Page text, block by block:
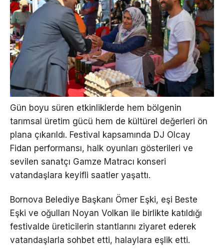
Gün boyu süren etkinliklerde hem bölgenin
tarımsal üretim gücü hem de kültürel değerleri ön
plana çıkarıldı. Festival kapsamında DJ Olcay
Fidan performansı, halk oyunları gösterileri ve
sevilen sanatçı Gamze Matracı konseri
vatandaşlara keyifli saatler yaşattı.
Bornova Belediye Başkanı Ömer Eşki, eşi Beste
Eşki ve oğulları Noyan Volkan ile birlikte katıldığı
festivalde üreticilerin stantlarını ziyaret ederek
vatandaşlarla sohbet etti, halaylara eşlik etti.